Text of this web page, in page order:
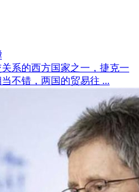
系的西方国家之一，捷克一
不错，两国的贸易往 ...